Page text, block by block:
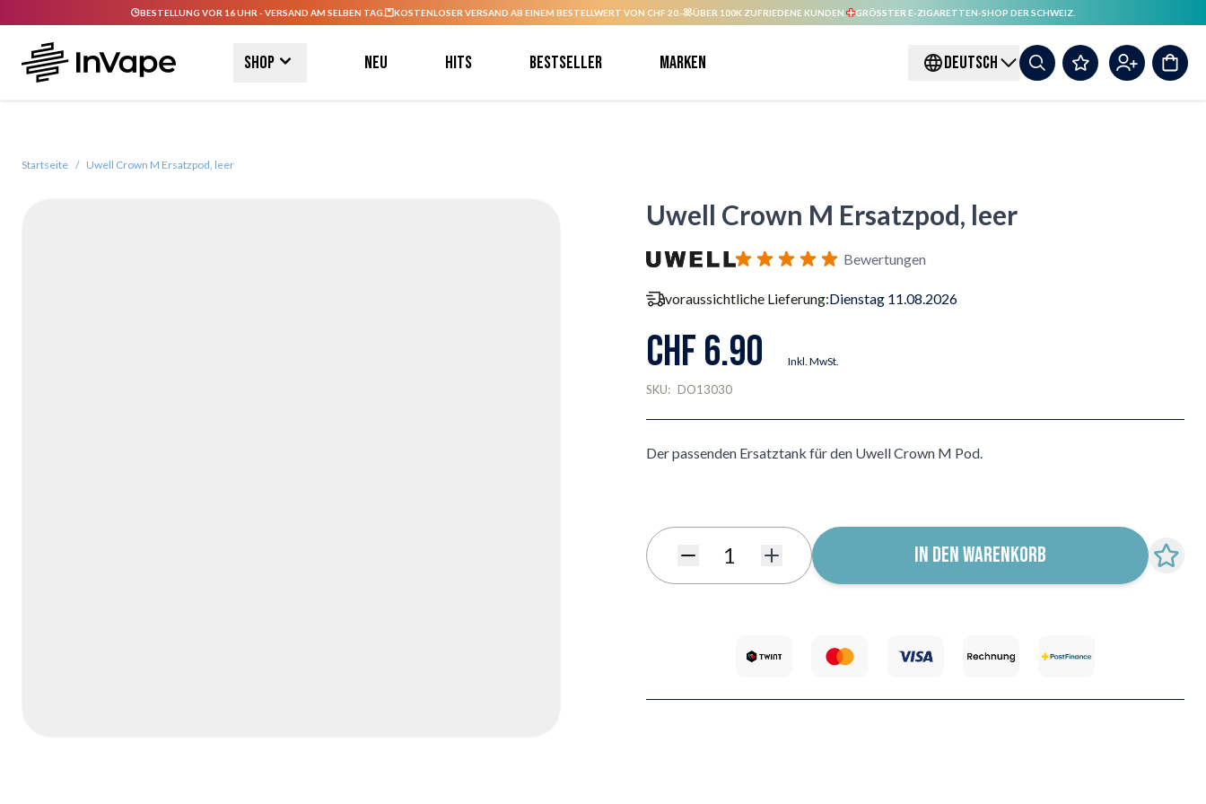
BESTELLUNG VOR 16 UHR - VERSAND AM SELBEN TAG. KOSTENLOSER VERSAND AB EINEM BESTELLWERT VON CHF 20.- ÜBER 100K ZUFRIEDENE KUNDEN. GRÖSSTER E-ZIGARETTEN-SHOP DER SCHWEIZ.
Shop Neu Hits Bestseller Marken DEUTSCH
Startseite / Uwell Crown M Ersatzpod, leer
Uwell Crown M Ersatzpod, leer
Bewertungen
voraussichtliche Lieferung:Dienstag 11.08.2026
CHF 6.90 Inkl. MwSt.
SKU: DO13030
Der passenden Ersatztank für den Uwell Crown M Pod.
IN DEN WARENKORB